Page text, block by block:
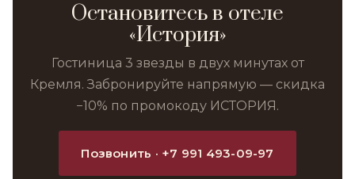
Остановитесь в отеле
«История»
Гостиница 3 звезды в двух минутах от
Кремля. Забронируйте напрямую — скидка
−10% по промокоду ИСТОРИЯ.
Позвонить · +7 991 493-09-97